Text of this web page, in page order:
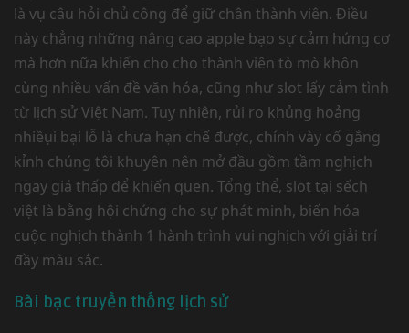
là vụ câu hỏi chủ công để giữ chân thành viên. Điều
này chẳng những nâng cao apple bạo sự cảm hứng cơ
mà hơn nữa khiến cho cho thành viên tò mò khôn
cùng nhiều vấn đề văn hóa, cũng như slot lấy cảm tình
từ lịch sử Việt Nam. Tuy nhiên, rủi ro khủng hoảng
nhiềụi bại lỗ là chưa hạn chế được, chính vày cố gắng
kỉnh chúng tôi khuyên nên mở đầu gồm tầm nghịch
ngay giá thấp để khiến quen. Tổng thể, slot tại sếch
việt là bằng hội chứng cho sự phát minh, biến hóa
cuộc nghịch thành 1 hành trình vui nghịch với giải trí
đầy màu sắc.
Bài bạc truyền thống lịch sử